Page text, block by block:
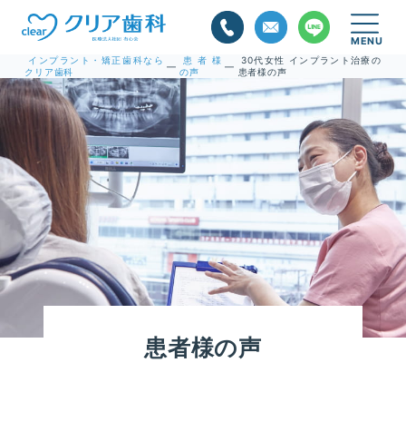
インプラント・矯正歯科なら
クリア歯科
—
患者様
の声
—
30代女性 インプラント治療の
患者様の声
患者様の声